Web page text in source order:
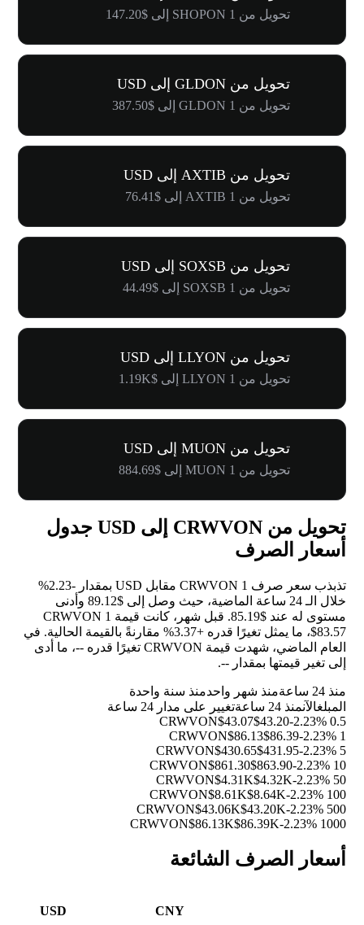
تحويل من 1 SHOPON إلى $147.20
تحويل من GLDON إلى USD
تحويل من 1 GLDON إلى $387.50
تحويل من AXTIB إلى USD
تحويل من 1 AXTIB إلى $76.41
تحويل من SOXSB إلى USD
تحويل من 1 SOXSB إلى $44.49
تحويل من LLYON إلى USD
تحويل من 1 LLYON إلى $1.19K
تحويل من MUON إلى USD
تحويل من 1 MUON إلى $884.69
تحويل من CRWVON إلى USD جدول
أسعار الصرف
تذبذب سعر صرف 1 CRWVON مقابل USD بمقدار
-2.23%
خلال الـ 24 ساعة الماضية، حيث وصل إلى $89.12 وأدنى
مستوى له عند $85.19. قبل شهر، كانت قيمة 1 CRWVON
$83.57، ما يمثل تغيرًا قدره
+3.37%
مقارنةً بالقيمة الحالية. في
العام الماضي، شهدت قيمة CRWVON تغيرًا قدره
--، ما أدى
إلى تغير قيمتها بمقدار --
.
منذ 24 ساعة منذ شهر واحدمنذ سنة واحدة
المبلغالآنمنذ 24 ساعة
تغيير على مدار 24 ساعة
0.5 CRWVON
$43.07$43.20-2.23%
1 CRWVON
$86.13$86.39-2.23%
5 CRWVON
$430.65$431.95-2.23%
10 CRWVON
$861.30$863.90-2.23%
50 CRWVON
$4.31K$4.32K-2.23%
100 CRWVON
$8.61K$8.64K-2.23%
500 CRWVON
$43.06K$43.20K-2.23%
1000 CRWVON
$86.13K$86.39K-2.23%
أسعار الصرف الشائعة
CNY
USD